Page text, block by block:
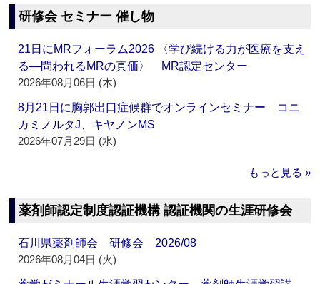
研修会 セミナー 催し物
21日にMRフォーラム2026 〈学び続ける力が医療を支え
る―問われるMRの真価〉 MR認定センター
2026年08月06日 (木)
8月21日に胸郭出口症候群でオンラインセミナー コニ
カミノルタJ、キヤノンMS
2026年07月29日 (水)
もっと見る »
薬剤師認定制度認証機構 認証機関の生涯研修会
石川県薬剤師会 研修会 2026/08
2026年08月04日 (火)